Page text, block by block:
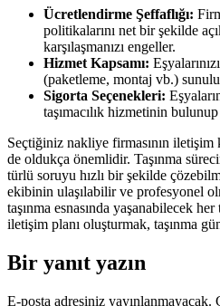
Ücretlendirme Şeffaflığı:
politikalarını net bir şekilde
karşılaşmanızı engeller.
Hizmet Kapsamı:
(paketleme, montaj vb.)
Sigorta Seçenekleri:
taşımacılık hizmetinin
Seçtiğiniz nakliye firmasının iletişim
de oldukça önemlidir. Taşınma
türlü soruyu hızlı bir şekilde
ekibinin ulaşılabilir ve profesyonel
taşınma esnasında yaşanabilecek
iletişim planı oluşturmak, taşınma
Bir yanıt yazın
E-posta adresiniz yayınlanmayacak.